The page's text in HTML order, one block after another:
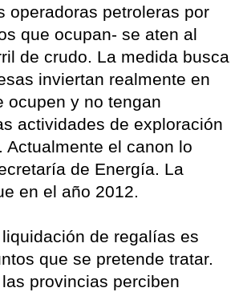
operadoras petroleras por
que ocupan- se aten al
de crudo. La medida busca
inviertan realmente en
ocupen y no tengan
actividades de exploración
Actualmente el canon lo
de Energía. La
en el año 2012.
de regalías es
que se pretende tratar.
provincias perciben